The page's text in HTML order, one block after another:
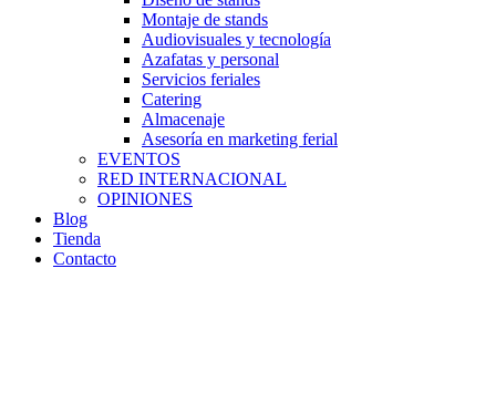
Montaje de stands
Audiovisuales y tecnología
Azafatas y personal
Servicios feriales
Catering
Almacenaje
Asesoría en marketing ferial
EVENTOS
RED INTERNACIONAL
OPINIONES
Blog
Tienda
Contacto